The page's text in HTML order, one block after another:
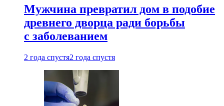
Мужчина превратил дом в подобие
древнего дворца ради борьбы
с заболеванием
2 года спустя2 года спустя